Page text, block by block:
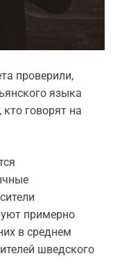
проверили,
языка
говорят на
примерно
в среднем
шведского